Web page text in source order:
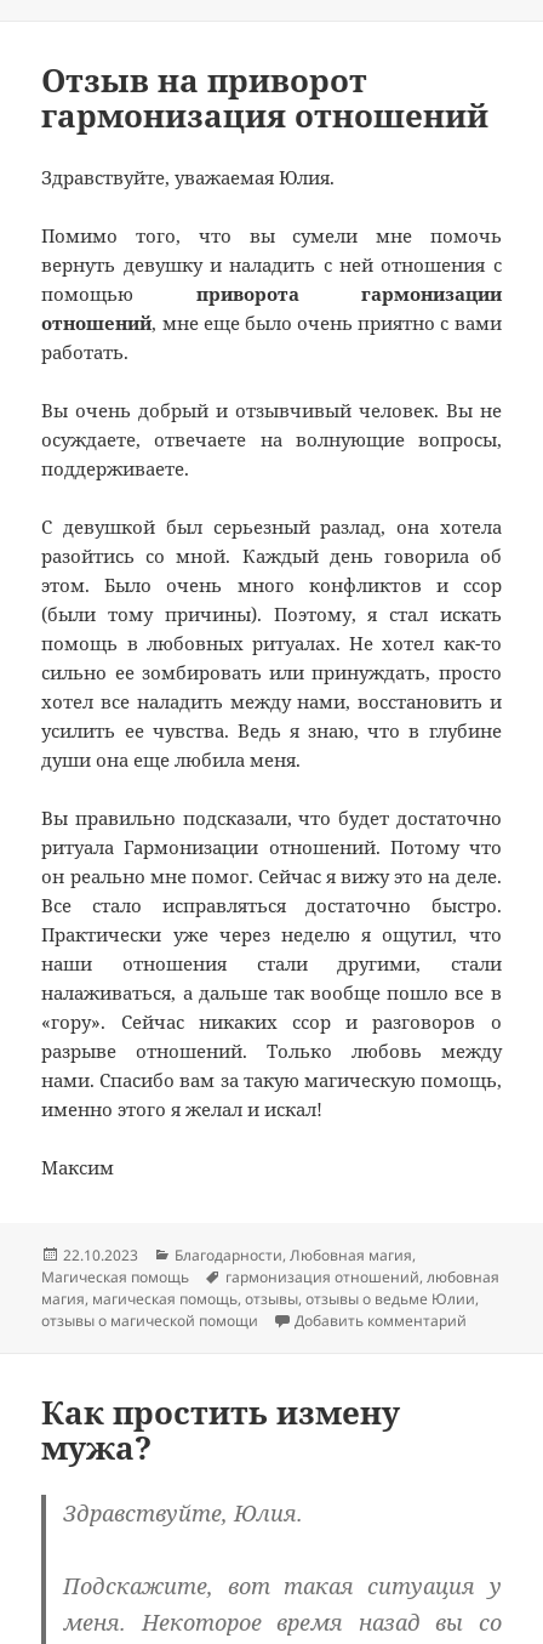
Отзыв на приворот
гармонизация отношений
Здравствуйте, уважаемая Юлия.
Помимо того, что вы сумели мне помочь
вернуть девушку и наладить с ней отношения с
помощью приворота гармонизации
отношений, мне еще было очень приятно с вами
работать.
Вы очень добрый и отзывчивый человек. Вы не
осуждаете, отвечаете на волнующие вопросы,
поддерживаете.
С девушкой был серьезный разлад, она хотела
разойтись со мной. Каждый день говорила об
этом. Было очень много конфликтов и ссор
(были тому причины). Поэтому, я стал искать
помощь в любовных ритуалах. Не хотел как-то
сильно ее зомбировать или принуждать, просто
хотел все наладить между нами, восстановить и
усилить ее чувства. Ведь я знаю, что в глубине
души она еще любила меня.
Вы правильно подсказали, что будет достаточно
ритуала Гармонизации отношений. Потому что
он реально мне помог. Сейчас я вижу это на деле.
Все стало исправляться достаточно быстро.
Практически уже через неделю я ощутил, что
наши отношения стали другими, стали
налаживаться, а дальше так вообще пошло все в
«гору». Сейчас никаких ссор и разговоров о
разрыве отношений. Только любовь между
нами. Спасибо вам за такую магическую помощь,
именно этого я желал и искал!
Максим
Опубликовано
22.10.2023 Рубрики
Благодарности,Любовная магия,
Магическая помощь
Метки
гармонизация отношений,любовная
магия, магическая помощь,отзывы,отзывы о ведьме Юлии,
отзывы о магической помощи
Добавить комментарий
Как простить измену
мужа?
Здравствуйте, Юлия.
Подскажите, вот такая ситуация у
меня. Некоторое время назад вы со